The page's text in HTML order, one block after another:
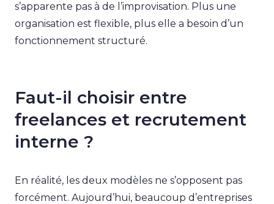
s’apparente pas à de l’improvisation. Plus une
organisation est flexible, plus elle a besoin d’un
fonctionnement structuré.
Faut-il choisir entre
freelances et recrutement
interne ?
En réalité, les deux modèles ne s’opposent pas
forcément. Aujourd’hui, beaucoup d’entreprises